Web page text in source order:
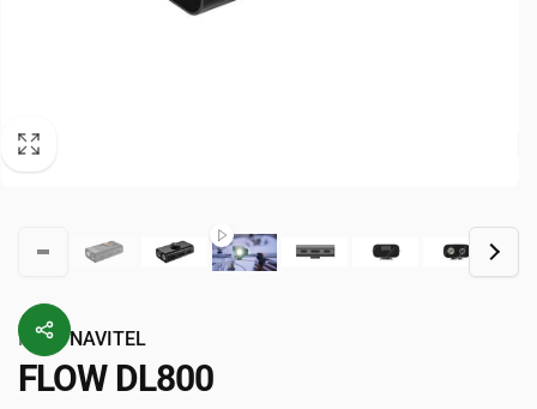
Przez NAVITEL
FLOW DL800